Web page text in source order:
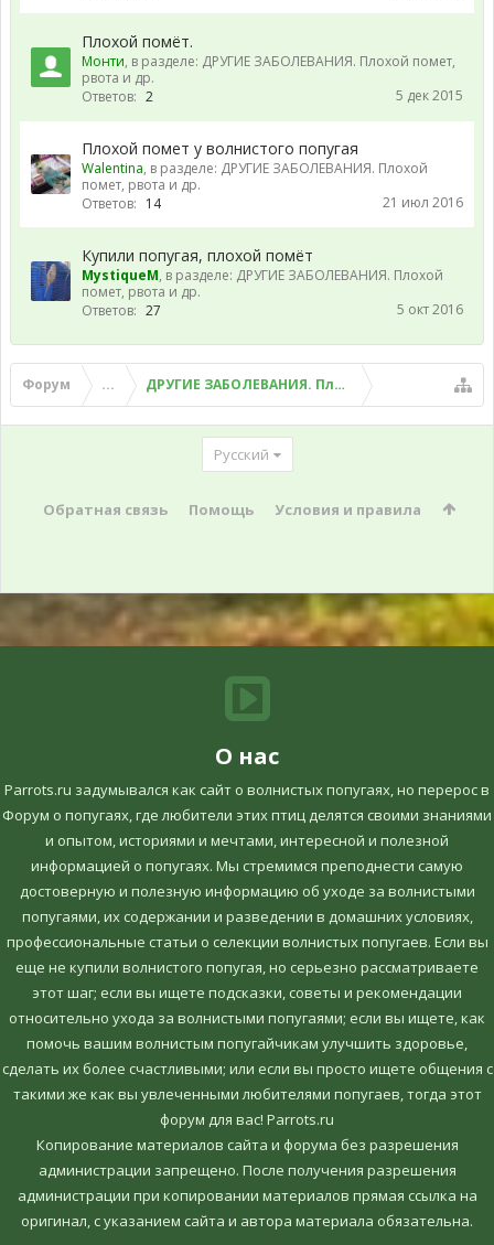
Плохой помёт.
Монти, в разделе: ДРУГИЕ ЗАБОЛЕВАНИЯ. Плохой помет,
рвота и др.
Ответов: 2 5 дек 2015
Плохой помет у волнистого попугая
Walentina, в разделе: ДРУГИЕ ЗАБОЛЕВАНИЯ. Плохой
помет, рвота и др.
Ответов: 14 21 июл 2016
Купили попугая, плохой помёт
MystiqueM, в разделе: ДРУГИЕ ЗАБОЛЕВАНИЯ. Плохой
помет, рвота и др.
Ответов: 27 5 окт 2016
Форум ... ДРУГИЕ ЗАБОЛЕВАНИЯ. Плохой помет, рвота и
Русский
Обратная связь Помощь Условия и правила
О нас
Parrots.ru задумывался как сайт о волнистых попугаях, но перерос в
Форум о попугаях, где любители этих птиц делятся своими знаниями
и опытом, историями и мечтами, интересной и полезной
информацией о попугаях. Мы стремимся преподнести самую
достоверную и полезную информацию об уходе за волнистыми
попугаями, их содержании и разведении в домашних условиях,
профессиональные статьи о селекции волнистых попугаев. Если вы
еще не купили волнистого попугая, но серьезно рассматриваете
этот шаг; если вы ищете подсказки, советы и рекомендации
относительно ухода за волнистыми попугаями; если вы ищете, как
помочь вашим волнистым попугайчикам улучшить здоровье,
сделать их более счастливыми; или если вы просто ищете общения с
такими же как вы увлеченными любителями попугаев, тогда этот
форум для вас! Parrots.ru
Копирование материалов сайта и форума без разрешения
администрации запрещено. После получения разрешения
администрации при копировании материалов прямая ссылка на
оригинал, c указанием сайта и автора материала обязательна.